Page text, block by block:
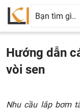
Hướng dẫn
vòi sen
Nhu cầu lắp bơm